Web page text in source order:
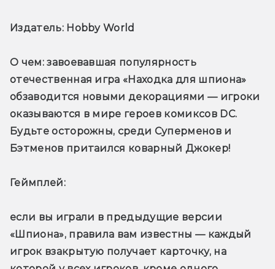
Издатель: Hobby World
О чем: завоевавшая популярность
отечественная игра «Находка для шпиона»
обзаводится новыми декорациями — игроки
оказываются в мире героев комиксов DС.
Будьте осторожны, среди Суперменов и
Бэтменов притаился коварный Джокер!
Геймплей:
если вы играли в предыдущие версии
«Шпиона», правила вам известны — каждый
игрок взакрытую получает карточку, на